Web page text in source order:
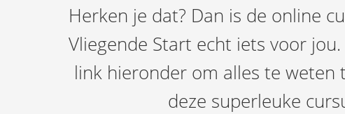
Herken je dat? Dan is de online
Vliegende Start echt iets voor
link hieronder om alles te weten
deze superleuke